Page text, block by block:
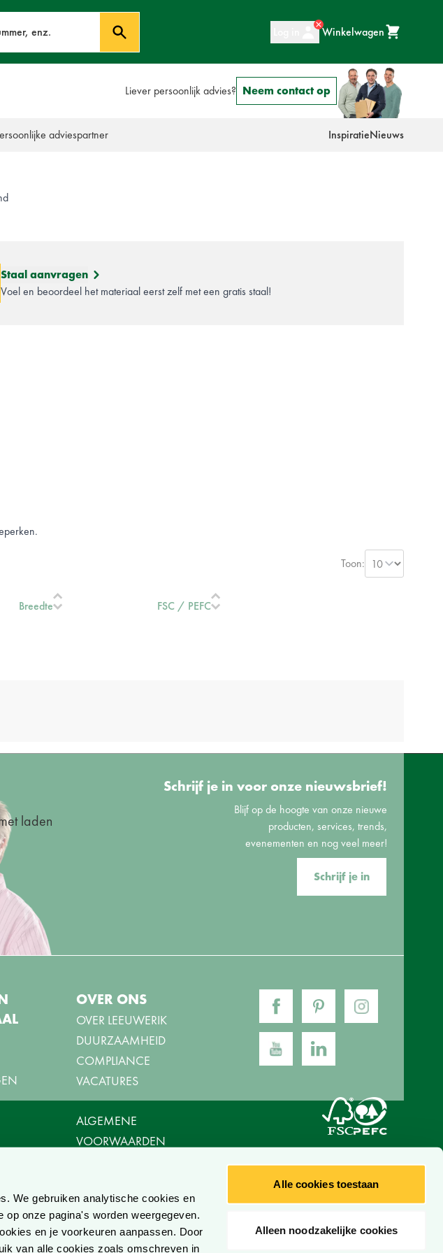
We gebruiken analytische cookies en
onze pagina's worden weergegeven.
en je voorkeuren aanpassen. Door
van alle cookies zoals omschreven in
Alle cookies toestaan
Alleen noodzakelijke cookies
Winkelwagen
Liever persoonlijk advies? Neem contact op
adviespartner InspiratieNieuws
Staal aanvragen
Voel en beoordeel het materiaal eerst zelf met een gratis staal!
laden
Toon:
Breedte FSC / PEFC
Schrijf je in voor onze nieuwsbrief!
Blijf op de hoogte van onze nieuwe
producten, services, trends,
evenementen en nog veel meer!
Schrijf je in
OVER ONS
OVER LEEUWERIK
DUURZAAMHEID
COMPLIANCE
VACATURES
ALGEMENE
VOORWAARDEN